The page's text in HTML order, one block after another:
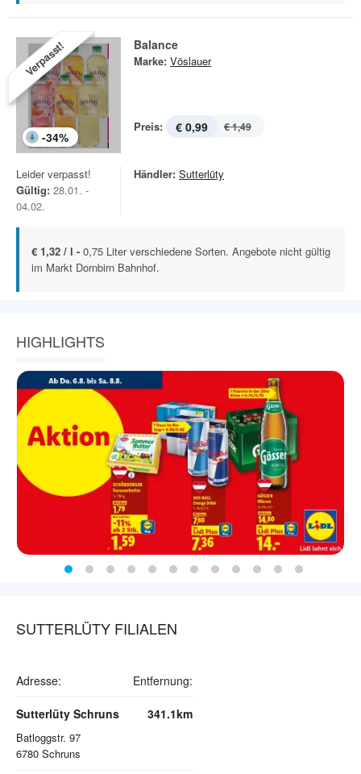
Verpasst!
-34%
Balance
Marke: Vöslauer
Preis: € 0,99 € 1,49
Leider verpasst!
Gültig: 28.01. -
04.02.
Händler: Sutterlüty
€ 1,32 / l - 0,75 Liter verschiedene Sorten. Angebote nicht gültig
im Markt Dornbirn Bahnhof.
HIGHLIGHTS
SUTTERLÜTY FILIALEN
Adresse: Entfernung:
Sutterlüty Schruns
Batloggstr. 97
6780 Schruns
341.1km